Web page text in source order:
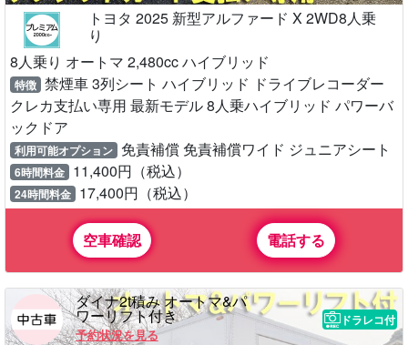
トヨタ 2025 新型アルファード X 2WD8人乗
り
8人乗り オートマ 2,480cc ハイブリッド
特徴 禁煙車 3列シート ハイブリッド ドライブレコーダー
クレカ支払い専用 最新モデル 8人乗ハイブリッド パワーバ
ックドア
利用可能オプション 免責補償 免責補償ワイド ジュニアシート
6時間料金 11,400円（税込）
24時間料金 17,400円（税込）
空車確認 電話する
ダイナ2t積み オートマ&パ
ワーリフト付き
予約状況を見る
ドラレコ付